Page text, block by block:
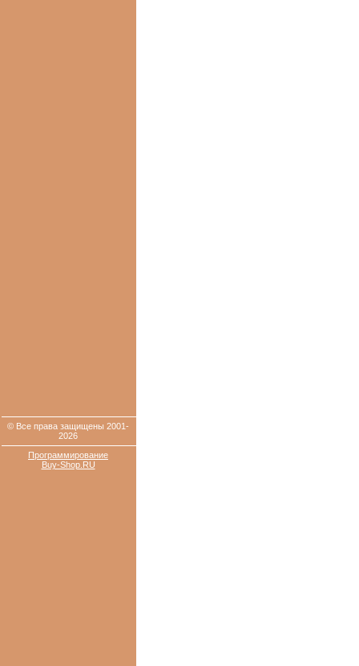
© Все права защищены 2001-
2026
Программирование
Buy-Shop.RU